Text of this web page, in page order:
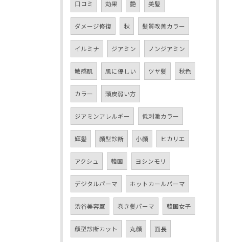
口コミ 効果 艶 美髪
ダメージ修復 秋 髪質改善カラー
イルミナ ジアミン ノンジアミン
敏感肌 肌に優しい ツヤ髪 秋色
カラー 頭皮弱い方
ジアミンアレルギー 低刺激カラー
輝髪 顔型診断 小顔 ヒカリエ
アクシュ 韓国 ヨシンモリ
デジタルパーマ ホットカールパーマ
渋谷美容室 巻き髪パーマ 韓国女子
顔型診断カット 丸顔 面長